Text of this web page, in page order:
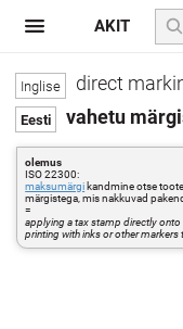
direct
vahetu
olemus
ISO 22300:
maksumärgi kandmine otse
märgistega, mis nakkuvad
=
applying a tax stamp directly
printing with inks or other markers
AKIT